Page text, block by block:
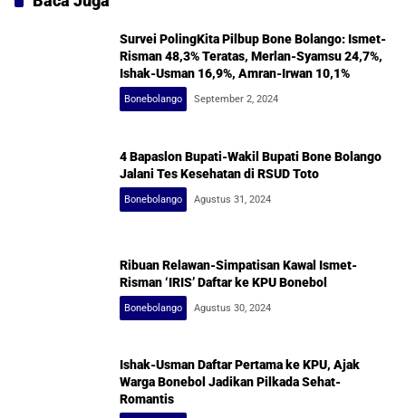
Survei PolingKita Pilbup Bone Bolango: Ismet-
Risman 48,3% Teratas, Merlan-Syamsu 24,7%,
Ishak-Usman 16,9%, Amran-Irwan 10,1%
Bonebolango September 2, 2024
4 Bapaslon Bupati-Wakil Bupati Bone Bolango
Jalani Tes Kesehatan di RSUD Toto
Bonebolango Agustus 31, 2024
Ribuan Relawan-Simpatisan Kawal Ismet-
Risman ‘IRIS’ Daftar ke KPU Bonebol
Bonebolango Agustus 30, 2024
Ishak-Usman Daftar Pertama ke KPU, Ajak
Warga Bonebol Jadikan Pilkada Sehat-
Romantis